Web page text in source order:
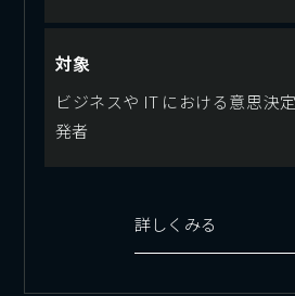
対象
ビジネスや IT における意思決
発者
詳しくみる